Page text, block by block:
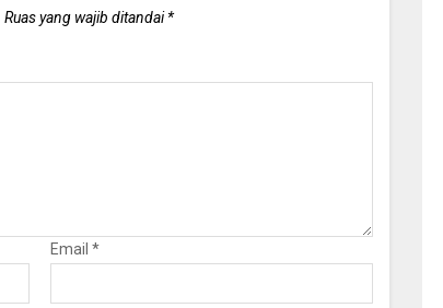
Ruas yang wajib ditandai*
Email *